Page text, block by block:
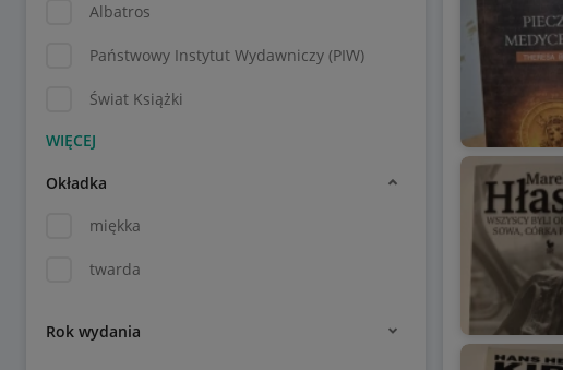
Albatros
Państwowy Instytut Wydawniczy (PIW)
Świat Książki
Okładka
miękka
twarda
Rok wydania